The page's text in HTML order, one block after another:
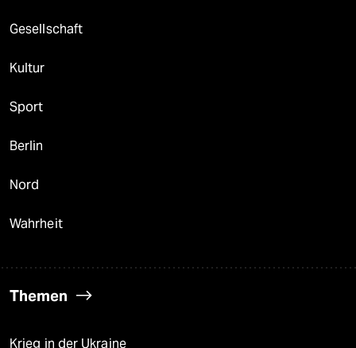
Gesellschaft
Kultur
Sport
Berlin
Nord
Wahrheit
Themen
Krieg in der Ukraine